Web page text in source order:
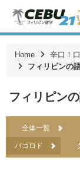
Home
辛口！
フィリピンの
フィリピン
全体一覧
バコロド